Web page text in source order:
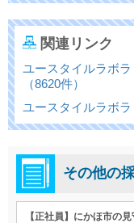
関連リンク
ユースタイルラボ
（8620件）
ユースタイルラボラ
その他の
【正社員】にかほ市の